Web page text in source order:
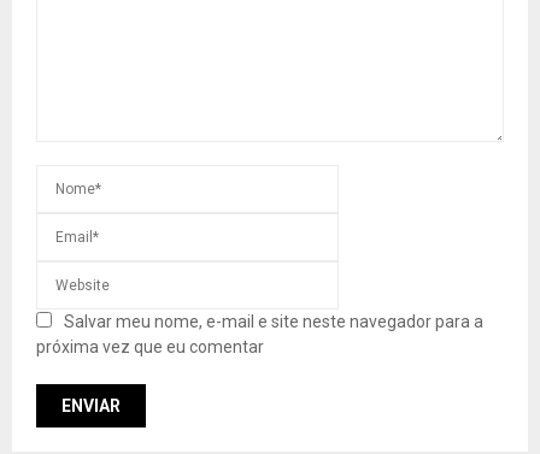
Salvar meu nome, e-mail e site neste navegador para a
próxima vez que eu comentar